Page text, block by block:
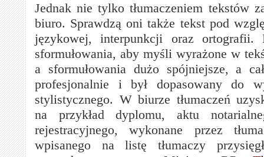
Jednak nie tylko tłumaczeniem tekstów
biuro. Sprawdzą oni także tekst pod
językowej, interpunkcji oraz ortografii.
sformułowania, aby myśli wyrażone w
a sformułowania dużo spójniejsze, a
profesjonalnie i był dopasowany do
stylistycznego. W biurze tłumaczeń
na przykład dyplomu, aktu
rejestracyjnego, wykonane przez
wpisanego na listę tłumaczy